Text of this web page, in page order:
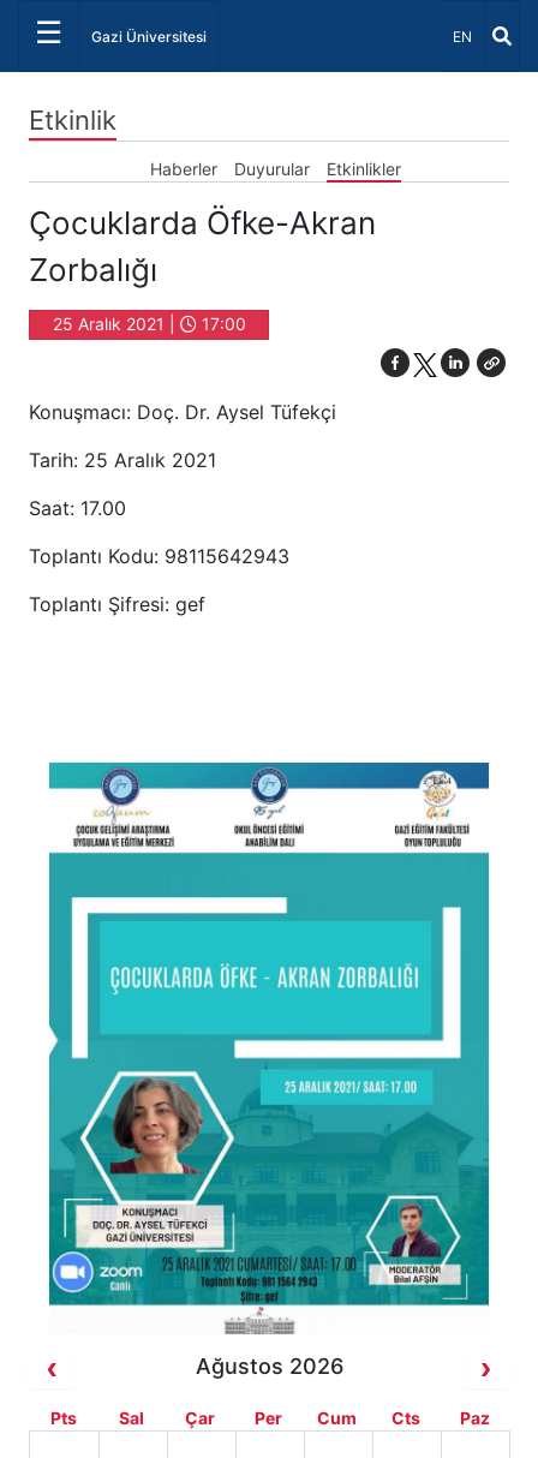
☰ Gazi Üniversitesi Dil Seçiniz
EN
Etkinlik
Haberler Duyurular Etkinlikler
Çocuklarda Öfke-Akran
Zorbalığı
25 Aralık 2021 | 17:00
Konuşmacı: Doç. Dr. Aysel Tüfekçi
Tarih: 25 Aralık 2021
Saat: 17.00
Toplantı Kodu: 98115642943
Toplantı Şifresi: gef
Ağustos 2026
Pts Sal Çar Per Cum Cts Paz